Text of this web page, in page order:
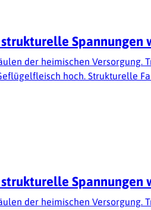
Spannungen
der heimischen
hoch. Strukturelle
Spannungen
der heimischen